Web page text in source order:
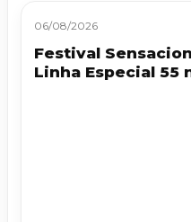
06/08/2026
Festival
Linha Especial 55